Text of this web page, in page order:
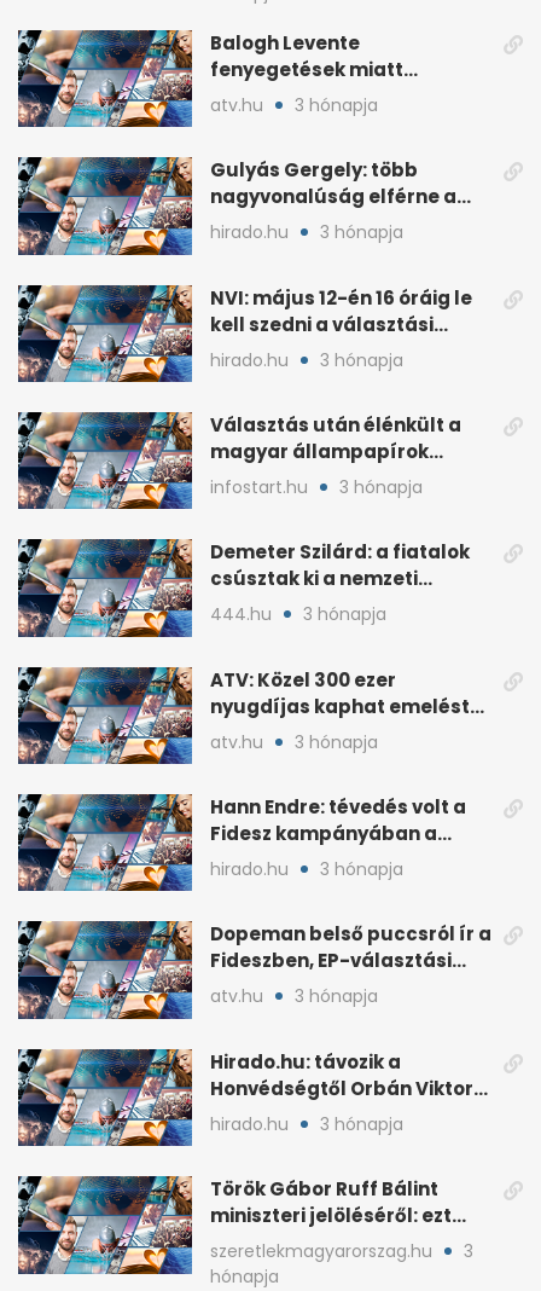
Balogh Levente
fenyegetések miatt
lemondta erdélyi előadás-
atv.hu 3 hónapja
Gulyás Gergely: több
nagyvonalúság elférne a
kétharmados győztesekben
hirado.hu 3 hónapja
NVI: május 12-én 16 óráig le
kell szedni a választási
plakátokat
hirado.hu 3 hónapja
Választás után élénkült a
magyar állampapírok
lakossági értékesítése
infostart.hu 3 hónapja
Demeter Szilárd: a fiatalok
csúsztak ki a nemzeti
kultúrából
444.hu 3 hónapja
ATV: Közel 300 ezer
nyugdíjas kaphat emelést
idén a Tisza terve szerint
atv.hu 3 hónapja
Hann Endre: tévedés volt a
Fidesz kampányában a
háborús veszély
hirado.hu 3 hónapja
Dopeman belső puccsról ír a
Fideszben, EP-választási
árral
atv.hu 3 hónapja
Hirado.hu: távozik a
Honvédségtől Orbán Viktor
fia, Orbán Gáspár
hirado.hu 3 hónapja
Török Gábor Ruff Bálint
miniszteri jelöléséről: ezt
írta a posztjában
szeretlekmagyarorszag.hu
3
hónapja